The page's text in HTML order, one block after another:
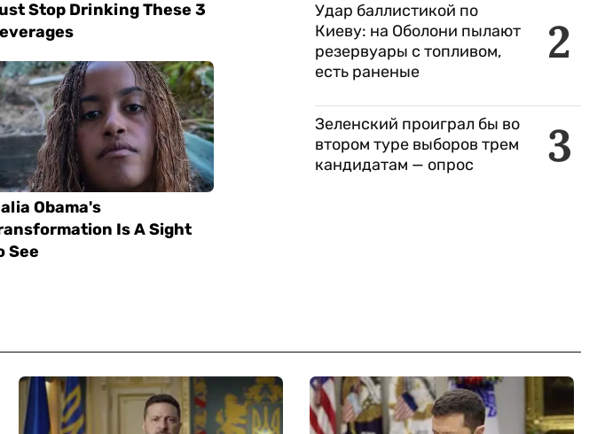
2
Удар баллистикой по
Киеву: на Оболони пылают
резервуары с топливом,
есть раненые
3
Зеленский проиграл бы во
втором туре выборов трем
кандидатам — опрос